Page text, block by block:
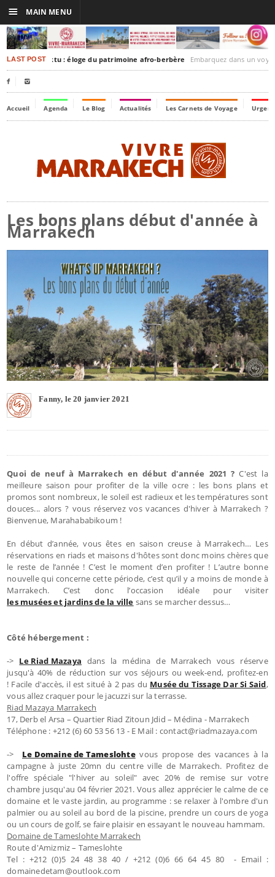
LAST POST
Timbuktu : éloge du patrimoine afro-berbère Embarquez dans un voyage culturel dans le
 
Accueil Agenda Le Blog Actualités Les Carnets de Voyage
Les bons plans début d'année à
Marrakech
Fanny, le 20 janvier 2021
Quoi de neuf à Marrakech en début d'année 2021 ? C'est la
meilleure saison pour profiter de la ville ocre : les bons plans et
promos sont nombreux, le soleil est radieux et les températures sont
douces... alors ? vous réservez vos vacances d'hiver à Marrakech ?
Bienvenue, Marahababikoum !
En début d’année, vous êtes en saison creuse à Marrakech… Les
réservations en riads et maisons d'hôtes sont donc moins chères que
le reste de l’année ! C’est le moment d’en profiter ! L’autre bonne
nouvelle qui concerne cette période, c’est qu’il y a moins de monde à
Marrakech. C’est donc l’occasion idéale pour visiter
les musées et jardins de la ville sans se marcher dessus…
Côté hébergement :
-> Le Riad Mazaya dans la médina de Marrakech vous réserve
jusqu'à 40% de réduction sur vos séjours ou week-end, profitez-en
! Facile d'accès, il est situé à 2 pas du Musée du Tissage Dar Si Said,
vous allez craquer pour le jacuzzi sur la terrasse.
Riad Mazaya Marrakech
17, Derb el Arsa – Quartier Riad Zitoun Jdid – Médina - Marrakech
Téléphone : +212 (6) 60 53 56 13 - E Mail : contact@riadmazaya.com
-> Le Domaine de Tameslohtevous propose des vacances à la
campagne à juste 20mn du centre ville de Marrakech. Profitez de
l'offre spéciale "l'hiver au soleil" avec 20% de remise sur votre
chambre jusqu'au 04 février 2021. Vous allez apprécier le calme de ce
domaine et le vaste jardin, au programme : se relaxer à l'ombre d'un
palmier ou au soleil au bord de la piscine, prendre un cours de yoga
ou un cours de golf, se faire plaisir en essayant le nouveau hammam.
Domaine de Tameslohte Marrakech
Route d'Amizmiz – Tameslohte
Tel : +212 (0)5 24 48 38 40 / +212 (0)6 66 64 45 80 - Email :
domainedetam@outlook.com
☰ MAIN MENU